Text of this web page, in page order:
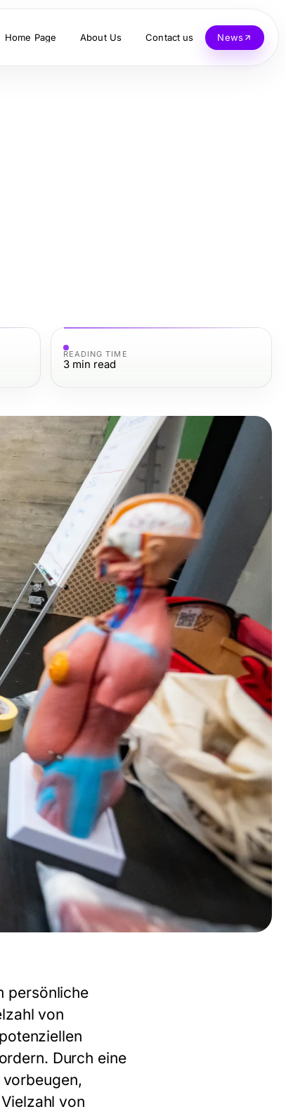
Home Page About Us Contact us News
READING TIME
3 min read
persönliche
von
Durch eine
von